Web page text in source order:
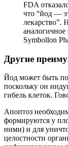
FDA
что “йод —
лекарство”.
аналогичное
Symbollon
Другие
Йод может быть
поскольку он
гибель клеток.
Апоптоз
формируются у
ними) и для
целостности